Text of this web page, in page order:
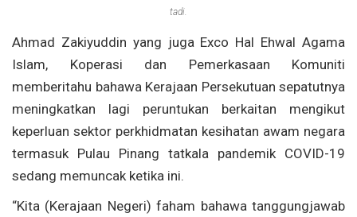
tadi.
Ahmad Zakiyuddin yang juga Exco Hal Ehwal Agama
Islam, Koperasi dan Pemerkasaan Komuniti
memberitahu bahawa Kerajaan Persekutuan sepatutnya
meningkatkan lagi peruntukan berkaitan mengikut
keperluan sektor perkhidmatan kesihatan awam negara
termasuk Pulau Pinang tatkala pandemik COVID-19
sedang memuncak ketika ini.
“Kita (Kerajaan Negeri) faham bahawa tanggungjawab